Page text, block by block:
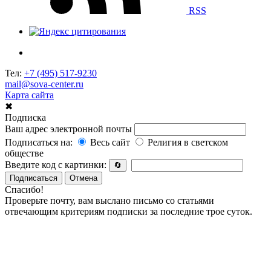
RSS
Тел: +7 (495) 517-9230
mail@sova-center.ru
Карта сайта
✖
Подписка
Ваш адрес электронной почты
Подписаться на:
Весь сайт
Религия в светском
обществе
Введите код с картинки:
🔄
Подписаться
Отмена
Спасибо!
Проверьте почту, вам выслано письмо со статьями
отвечающим критериям подписки за последние трое суток.